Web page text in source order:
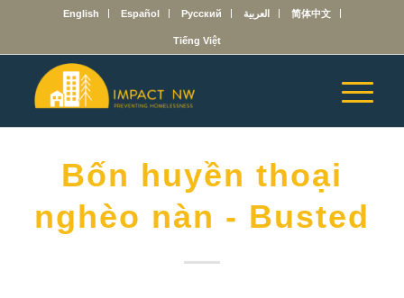
English Español Русский العربية 简体中文
Tiếng Việt
Bốn huyền thoại
nghèo nàn - Busted